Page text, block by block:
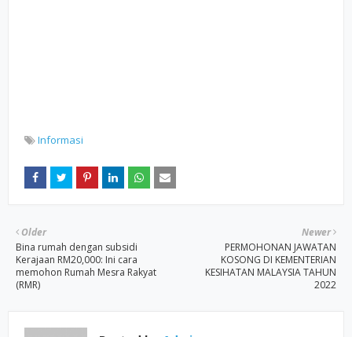
Informasi
Newer
PERMOHONAN JAWATAN
KOSONG DI KEMENTERIAN
KESIHATAN MALAYSIA TAHUN
2022
Older
Bina rumah dengan subsidi
Kerajaan RM20,000: Ini cara
memohon Rumah Mesra Rakyat
(RMR)